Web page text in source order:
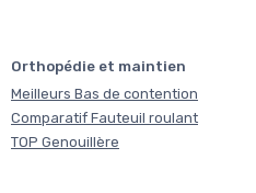
Orthopédie et maintien
Meilleurs Bas de contention
Comparatif Fauteuil roulant
TOP Genouillère